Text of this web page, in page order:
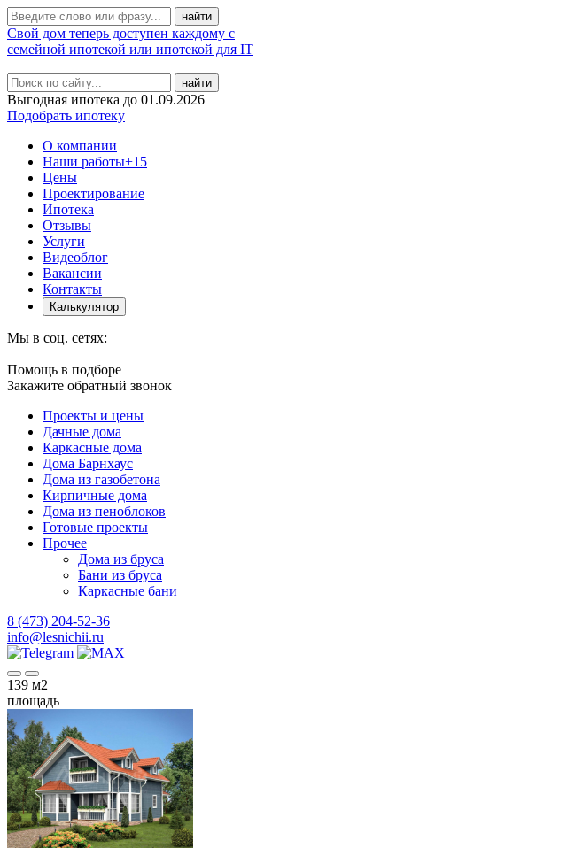
Свой дом теперь доступен каждому с
семейной ипотекой или ипотекой для IT
найти
Выгодная ипотека до 01.09.2026
Подобрать ипотеку
О компании
Наши работы+15
Цены
Проектирование
Ипотека
Отзывы
Услуги
Видеоблог
Вакансии
Контакты
Калькулятор
Мы в соц. сетях:
Помощь в подборе
Закажите обратный звонок
Проекты и цены
Дачные дома
Каркасные дома
Дома Барнхаус
Дома из газобетона
Кирпичные дома
Дома из пеноблоков
Готовые проекты
Прочее
Дома из бруса
Бани из бруса
Каркасные бани
8 (473) 204-52-36
info@lesnichii.ru
139 м2
площадь